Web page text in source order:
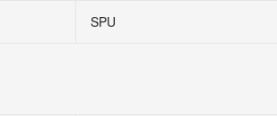
SPU